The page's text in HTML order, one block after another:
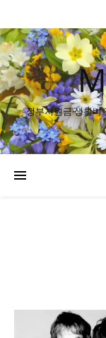
정부지원금·생활비